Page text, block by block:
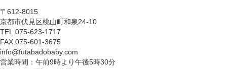
〒612-8015
京都市伏見区桃山町和泉24-10
TEL.075-623-1717
FAX.075-601-3675
info@futabadobaby.com
営業時間：午前9時より午後5時30分